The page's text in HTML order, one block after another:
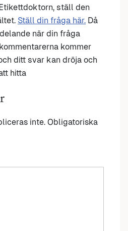
ställ den
Ställ din fråga här. Då
när din fråga
kommer
ditt svar kan dröja och
hitta
inte. Obligatoriska